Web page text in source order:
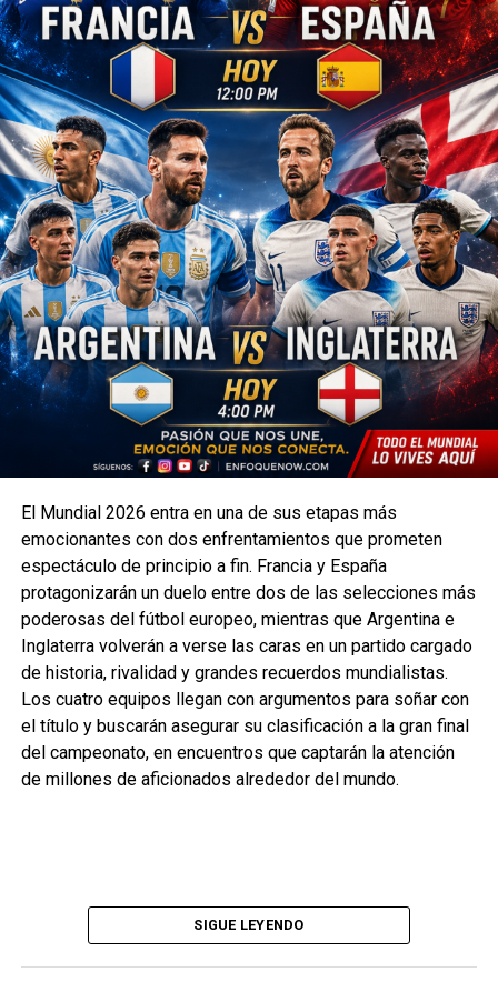
El Mundial 2026 entra en una de sus etapas más
emocionantes con dos enfrentamientos que prometen
espectáculo de principio a fin. Francia y España
protagonizarán un duelo entre dos de las selecciones más
poderosas del fútbol europeo, mientras que Argentina e
Inglaterra volverán a verse las caras en un partido cargado
de historia, rivalidad y grandes recuerdos mundialistas.
Los cuatro equipos llegan con argumentos para soñar con
el título y buscarán asegurar su clasificación a la gran final
del campeonato, en encuentros que captarán la atención
de millones de aficionados alrededor del mundo.
SIGUE LEYENDO